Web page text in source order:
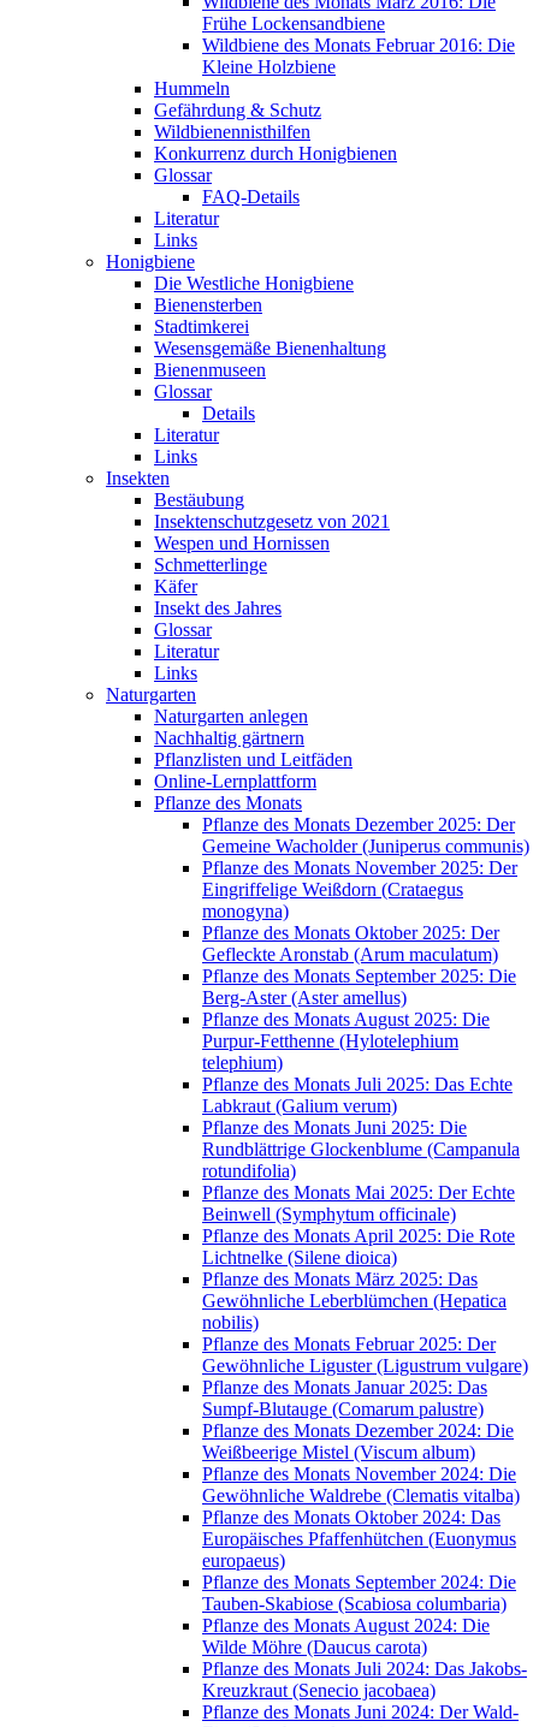
Frühe Lockensandbiene
Wildbiene des Monats Februar 2016: Die
Kleine Holzbiene
Hummeln
Gefährdung & Schutz
Wildbienennisthilfen
Konkurrenz durch Honigbienen
Glossar
FAQ-Details
Literatur
Links
Honigbiene
Die Westliche Honigbiene
Bienensterben
Stadtimkerei
Wesensgemäße Bienenhaltung
Bienenmuseen
Glossar
Details
Literatur
Links
Insekten
Bestäubung
Insektenschutzgesetz von 2021
Wespen und Hornissen
Schmetterlinge
Käfer
Insekt des Jahres
Glossar
Literatur
Links
Naturgarten
Naturgarten anlegen
Nachhaltig gärtnern
Pflanzlisten und Leitfäden
Online-Lernplattform
Pflanze des Monats
Pflanze des Monats Dezember 2025: Der
Gemeine Wacholder (Juniperus communis)
Pflanze des Monats November 2025: Der
Eingriffelige Weißdorn (Crataegus
monogyna)
Pflanze des Monats Oktober 2025: Der
Gefleckte Aronstab (Arum maculatum)
Pflanze des Monats September 2025: Die
Berg-Aster (Aster amellus)
Pflanze des Monats August 2025: Die
Purpur-Fetthenne (Hylotelephium
telephium)
Pflanze des Monats Juli 2025: Das Echte
Labkraut (Galium verum)
Pflanze des Monats Juni 2025: Die
Rundblättrige Glockenblume (Campanula
rotundifolia)
Pflanze des Monats Mai 2025: Der Echte
Beinwell (Symphytum officinale)
Pflanze des Monats April 2025: Die Rote
Lichtnelke (Silene dioica)
Pflanze des Monats März 2025: Das
Gewöhnliche Leberblümchen (Hepatica
nobilis)
Pflanze des Monats Februar 2025: Der
Gewöhnliche Liguster (Ligustrum vulgare)
Pflanze des Monats Januar 2025: Das
Sumpf-Blutauge (Comarum palustre)
Pflanze des Monats Dezember 2024: Die
Weißbeerige Mistel (Viscum album)
Pflanze des Monats November 2024: Die
Gewöhnliche Waldrebe (Clematis vitalba)
Pflanze des Monats Oktober 2024: Das
Europäisches Pfaffenhütchen (Euonymus
europaeus)
Pflanze des Monats September 2024: Die
Tauben-Skabiose (Scabiosa columbaria)
Pflanze des Monats August 2024: Die
Wilde Möhre (Daucus carota)
Pflanze des Monats Juli 2024: Das Jakobs-
Kreuzkraut (Senecio jacobaea)
Pflanze des Monats Juni 2024: Der Wald-